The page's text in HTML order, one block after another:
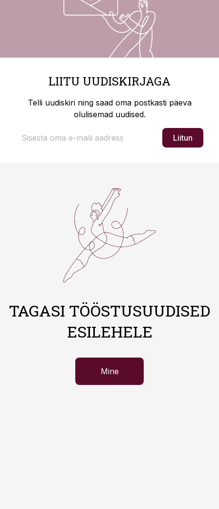
LIITU UUDISKIRJAGA
Telli uudiskiri ning saad oma postkasti päeva
olulisemad uudised.
Liitun
TAGASI TÖÖSTUSUUDISED
ESILEHELE
Mine